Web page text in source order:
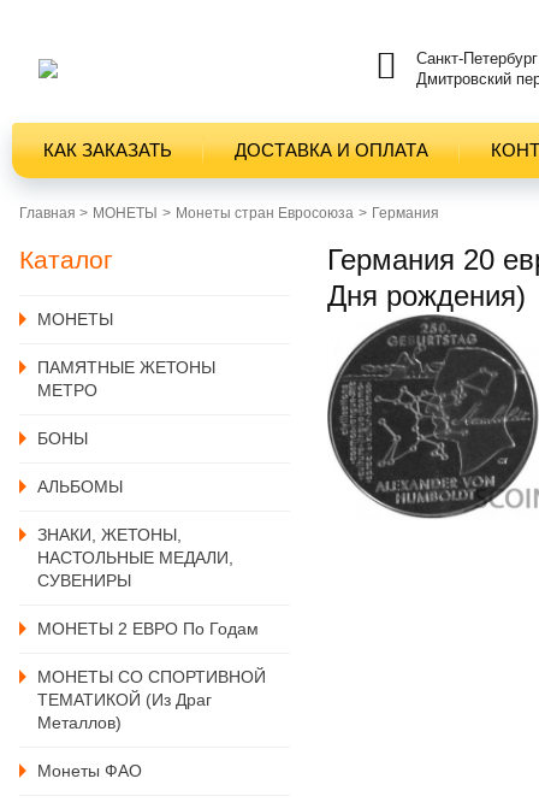
Санкт-Петербург
Дмитровский
КАК ЗАКАЗАТЬ ДОСТАВКА И ОПЛАТА
Главная > MОНЕТЫ Монеты стран Евросоюза Германия
Каталог
MОНЕТЫ
ПАМЯТНЫЕ ЖЕТОНЫ
МЕТРО
БОНЫ
АЛЬБОМЫ
ЗНАКИ, ЖЕТОНЫ,
НАСТОЛЬНЫЕ МЕДАЛИ,
СУВЕНИРЫ
МОНЕТЫ 2 ЕВРО По Годам
МОНЕТЫ СО СПОРТИВНОЙ
ТЕМАТИКОЙ (из Драг
Металлов)
Монеты ФАО
Германия 20
Дня рождения)